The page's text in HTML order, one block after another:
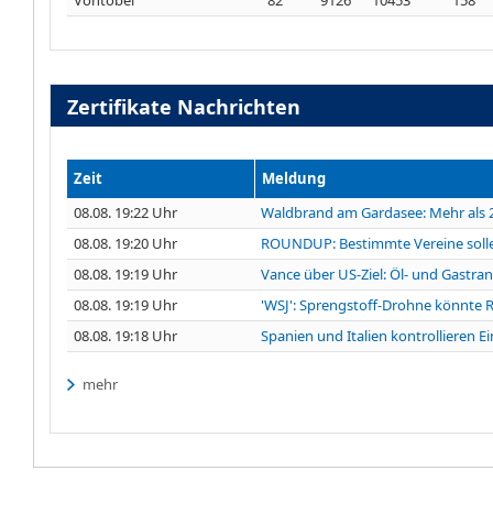
Zertifikate Nachrichten
Zeit
Meldung
08.08. 19:22 Uhr
Waldbrand am Gardasee: Mehr
08.08. 19:20 Uhr
ROUNDUP: Bestimmte Vereine
08.08. 19:19 Uhr
Vance über US-Ziel: Öl- und
08.08. 19:19 Uhr
'WSJ': Sprengstoff-Drohne könnte
08.08. 19:18 Uhr
Spanien und Italien kontrollieren
mehr